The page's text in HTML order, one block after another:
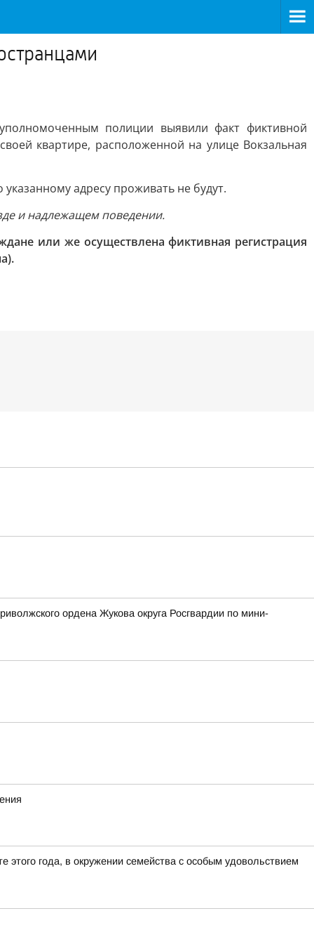
полиции выявили факт фиктивной
квартире, расположенной на улице Вокзальная
адресу проживать не будут.
и надлежащем поведении.
или же осуществлена фиктивная регистрация
ордена Жукова округа Росгвардии по мини-
года, в окружении семейства с особым удовольствием